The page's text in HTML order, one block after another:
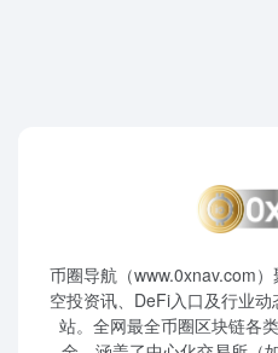
币圈导航（www.0xnav.com）
空投资讯、DeFi入口及行业
站。全网最全币圈区块链各